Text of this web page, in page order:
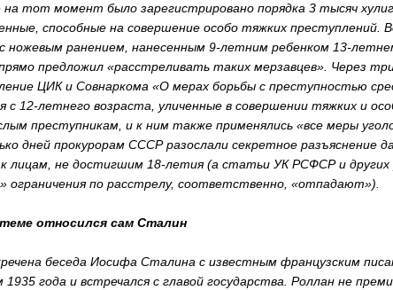
тот момент было зарегистрировано порядка 3 тысяч
способные на совершение особо тяжких преступлений.
с ножевым ранением, нанесенным 9-летним ребенком 13-
предложил «расстреливать таких мерзавцев». Через
ЦИК и Совнаркома «О мерах борьбы с преступностью
с 12-летнего возраста, уличенные в совершении тяжких и
преступникам, и к ним также применялись «все меры
дней прокурорам СССР разослали секретное разъяснение
лицам, не достигшим 18-летия (а статьи УК РСФСР и других
ограничения по расстрелу, соответственно, «отпадают»).
относился сам Сталин
беседа Иосифа Сталина с известным французским
года и встречался с главой государства. Роллан не